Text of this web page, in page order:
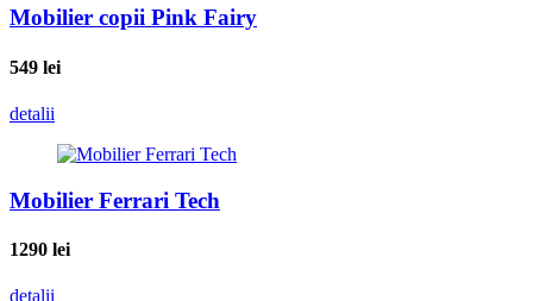
Mobilier copii Pink Fairy
549 lei
detalii
Mobilier Ferrari Tech
1290 lei
detalii